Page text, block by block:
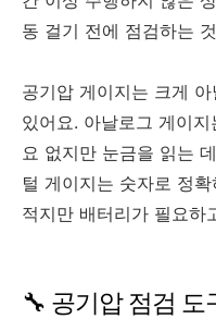
동 걸기 전에 점검하는
공기압 게이지는 크게
있어요. 아날로그 게이
요 없지만 눈금을 읽는
털 게이지는 숫자로 정
적지만 배터리가 필요
🔧 공기압 점검 도